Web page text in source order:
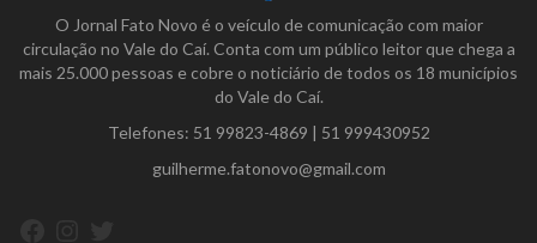
O Jornal Fato Novo é o veículo de comunicação com maior
circulação no Vale do Caí. Conta com um público leitor que chega a
mais 25.000 pessoas e cobre o noticiário de todos os 18 municípios
do Vale do Caí.
Telefones: 51 99823-4869 | 51 999430952
guilherme.fatonovo@gmail.com